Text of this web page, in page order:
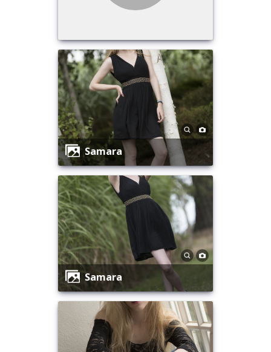
Samara
Samara